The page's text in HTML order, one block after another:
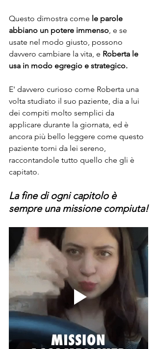
Questo dimostra come le parole
abbiano un potere immenso, e se
usate nel modo giusto, possono
davvero cambiare la vita, e Roberta le
usa in modo egregio e strategico.
E' davvero curioso come Roberta una
volta studiato il suo paziente, dia a lui
dei compiti molto semplici da
applicare durante la giornata, ed è
ancora più bello leggere come questo
paziente torni da lei sereno,
raccontandole tutto quello che gli è
capitato.
La fine di ogni capitolo è
sempre una missione compiuta!